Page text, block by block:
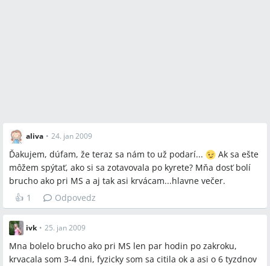
aliva • 24. jan 2009
Ďakujem, dúfam, že teraz sa nám to už podarí...
Ak sa ešte
môžem spýtať, ako si sa zotavovala po kyrete? Mňa dosť bolí
brucho ako pri MS a aj tak asi krvácam...hlavne večer.
👍 1 Odpovedz
ivk • 25. jan 2009
Mna bolelo brucho ako pri MS len par hodin po zakroku,
krvacala som 3-4 dni, fyzicky som sa citila ok a asi o 6 tyzdnov